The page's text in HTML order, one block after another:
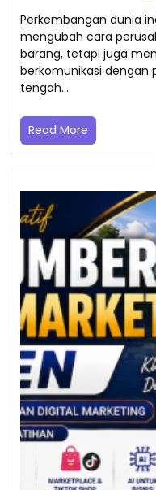
Perkembangan dunia
mengubah cara
barang, tetapi juga
berkomunikasi dengan
tengah…
Read More